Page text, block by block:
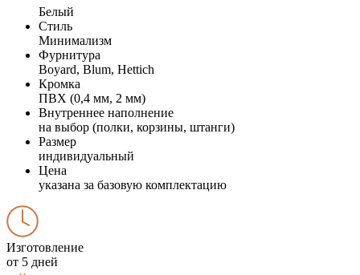
Белый
Стиль
Минимализм
Фурнитура
Boyard, Blum, Hettich
Кромка
ПВХ (0,4 мм, 2 мм)
Внутреннее наполнение
на выбор (полки, корзины, штанги)
Размер
индивидуальный
Цена
указана за базовую комплектацию
Изготовление
от 5 дней